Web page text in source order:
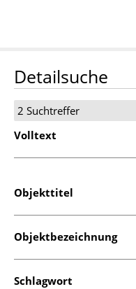
Detailsuche
2 Suchtreffer
Volltext
Objekttitel
Objektbezeichnung
Schlagwort